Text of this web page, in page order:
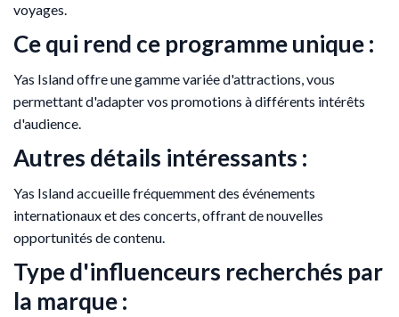
voyages.
Ce qui rend ce programme unique :
Yas Island offre une gamme variée d'attractions, vous
permettant d'adapter vos promotions à différents intérêts
d'audience.
Autres détails intéressants :
Yas Island accueille fréquemment des événements
internationaux et des concerts, offrant de nouvelles
opportunités de contenu.
Type d'influenceurs recherchés par
la marque :